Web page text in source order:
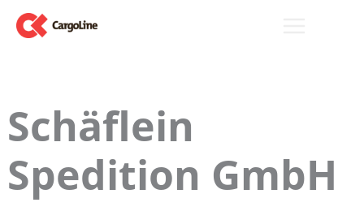
Zum
Inhalt
Schäflein
Spedition GmbH